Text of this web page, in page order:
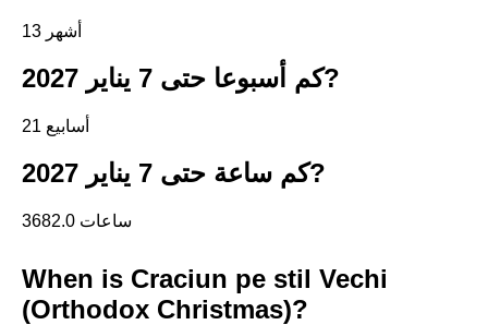
13 أشهر
كم أسبوعا حتى 7 يناير 2027?
21 أسابيع
كم ساعة حتى 7 يناير 2027?
3682.0 ساعات
When is Craciun pe stil Vechi
(Orthodox Christmas)?